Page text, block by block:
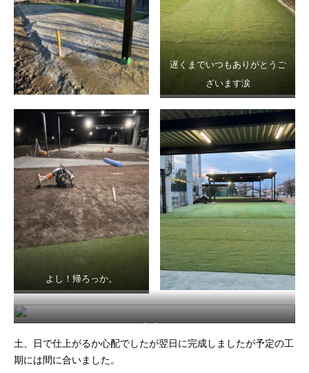
遅くまでいつもありがとうご
ざいます涙
よし！帰ろっか。
完成。
土、日で仕上がるか心配でしたが翌日に完成しましたが予定の工
期には間に合いました。